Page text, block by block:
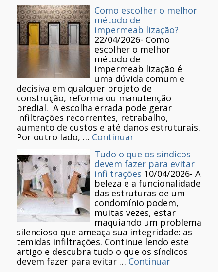
Como escolher o melhor
método de
impermeabilização?
22/04/2026- Como
escolher o melhor
método de
impermeabilização é
uma dúvida comum e
decisiva em qualquer projeto de
construção, reforma ou manutenção
predial. A escolha errada pode gerar
infiltrações recorrentes, retrabalho,
aumento de custos e até danos estruturais.
Por outro lado, … Continuar
Tudo o que os síndicos
devem fazer para evitar
infiltrações 10/04/2026- A
beleza e a funcionalidade
das estruturas de um
condomínio podem,
muitas vezes, estar
maquiando um problema
silencioso que ameaça sua integridade: as
temidas infiltrações. Continue lendo este
artigo e descubra tudo o que os síndicos
devem fazer para evitar … Continuar